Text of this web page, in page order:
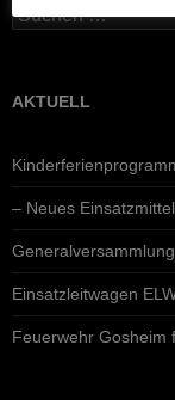
Suchen
nach:
AKTUELL
– Neues
Einsatzleitwagen
Feuerwehr Gosheim